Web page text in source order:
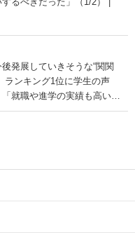
発展していきそうな“関関
ンキング1位に学生の声
就職や進学の実績も高い」